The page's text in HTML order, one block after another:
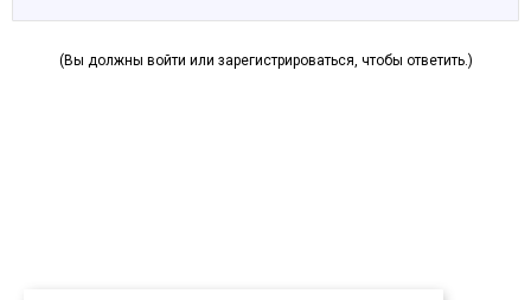
(Вы должны войти или зарегистрироваться, чтобы ответить.)